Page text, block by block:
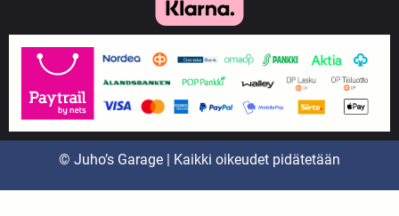
© Juho’s Garage | Kaikki oikeudet pidätetään